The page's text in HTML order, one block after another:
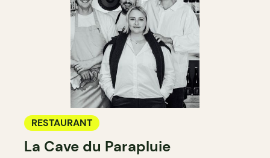
RESTAURANT
La Cave du Parapluie